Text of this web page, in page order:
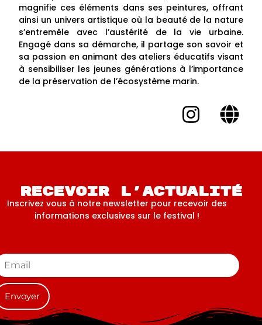
magnifie ces éléments dans ses peintures, offrant
ainsi un univers artistique où la beauté de la nature
s’entremêle avec l’austérité de la vie urbaine.
Engagé dans sa démarche, il partage son savoir et
sa passion en animant des ateliers éducatifs visant
à sensibiliser les jeunes générations à l’importance
de la préservation de l’écosystème marin.
Recevoir l'actualité
Inscrivez vous à notre newsletter pour recevoir des
informations exclusives sur le festival !